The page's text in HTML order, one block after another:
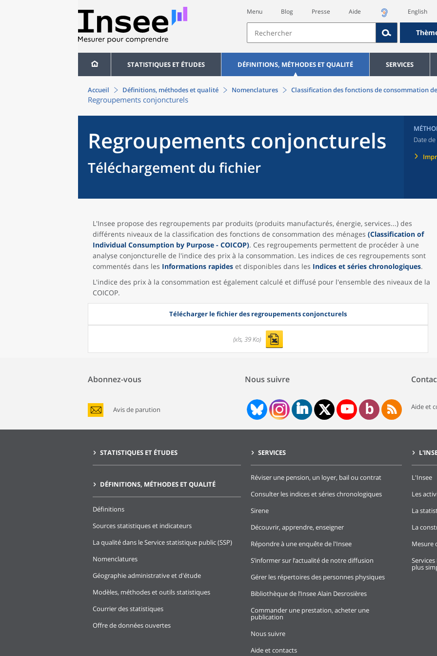
Menu Blog Presse Aide English
STATISTIQUES ET ÉTUDES DÉFINITIONS, MÉTHODES ET QUALITÉ SERVICES
Accueil Définitions, méthodes et qualité Nomenclatures Classification des fonctions de consommation
Regroupements conjoncturels
Regroupements conjoncturels
Téléchargement du fichier
Date
L'Insee propose des regroupements par produits (produits manufacturés, énergie, services...) des
différents niveaux de la classification des fonctions de consommation des ménages (Classification of
Individual Consumption by Purpose - COICOP). Ces regroupements permettent de procéder à une
analyse conjoncturelle de l'indice des prix à la consommation. Les indices de ces regroupements sont
commentés dans les Informations rapides et disponibles dans les Indices et séries chronologiques.
L'indice des prix à la consommation est également calculé et diffusé pour l'ensemble des niveaux de la
COICOP.
Télécharger le fichier des regroupements conjoncturels
(xls, 39 Ko)
Abonnez-vous
Avis de parution
Nous suivre
Aide et
STATISTIQUES ET ÉTUDES
DÉFINITIONS, MÉTHODES ET QUALITÉ
Définitions
Sources statistiques et indicateurs
La qualité dans le Service statistique public (SSP)
Nomenclatures
Géographie administrative et d'étude
Modèles, méthodes et outils statistiques
Courrier des statistiques
Offre de données ouvertes
SERVICES
Réviser une pension, un loyer, bail ou contrat
Consulter les indices et séries chronologiques
Sirene
Découvrir, apprendre, enseigner
Répondre à une enquête de l'Insee
S’informer sur l’actualité de notre diffusion
Gérer les répertoires des personnes physiques
Bibliothèque de l’Insee Alain Desrosières
Commander une prestation, acheter une
publication
Nous suivre
Aide et contacts
L'Insee
Les
La
La
Mesure
plus